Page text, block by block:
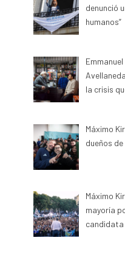
denunció
humanos”
la crisis
Máximo
dueños
Máximo
mayoría